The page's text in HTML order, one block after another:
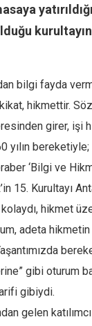
bilgi fayda
hikmettir.
girer, işi
yılın
‘Bilgi ve
15. Kurultayı
hikmet
adeta hikmetin
gibi oturum
gibiydi.
gelen